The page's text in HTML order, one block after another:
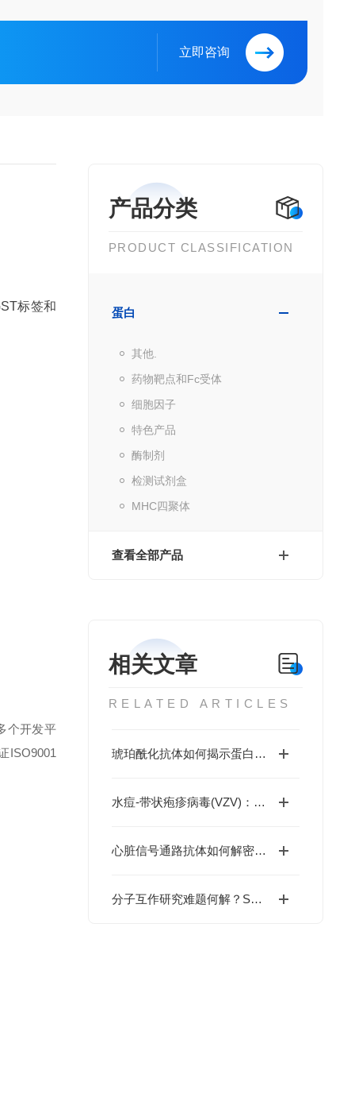
立即咨询
产品分类
PRODUCT CLASSIFICATION
蛋白
其他.
药物靶点和Fc受体
细胞因子
特色产品
酶制剂
检测试剂盒
MHC四聚体
查看全部产品
相关文章
RELATED ARTICLES
琥珀酰化抗体如何揭示蛋白质修饰在疾病发生中的关键作用？
水痘-带状疱疹病毒(VZV)：引爆医药界百亿争夺战的黑马
心脏信号通路抗体如何解密心肌调控网络？
分子互作研究难题何解？SPR技术能否成为你的利器？
标签和
个开发平
ISO9001